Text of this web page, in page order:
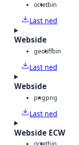
octetbin
Last ned
Webside
geotiffbin
Last ned
Webside
pngpng
Last ned
Webside ECW